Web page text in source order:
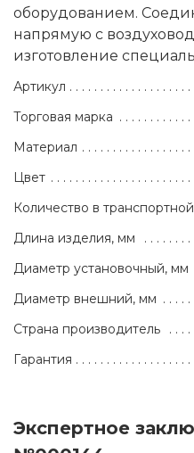
оборудованием.
напрямую с
изготовление
Артикул
Торговая марка
Материал
Цвет
Количество в
Длина изделия, мм
Диаметр установочный, мм
Диаметр внешний, мм
Страна производитель
Гарантия
Экспертное